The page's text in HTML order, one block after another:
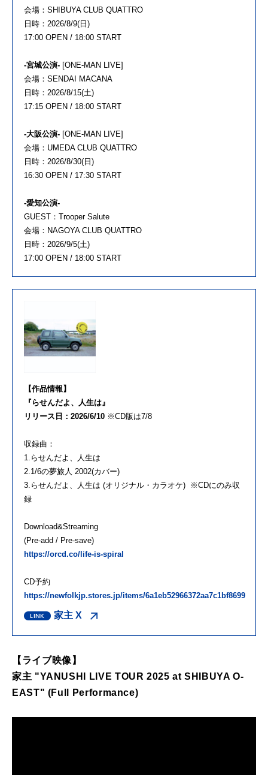
会場：SHIBUYA CLUB QUATTRO
日時：2026/8/9(日)
17:00 OPEN / 18:00 START
-宮城公演- [ONE-MAN LIVE]
会場：SENDAI MACANA
日時：2026/8/15(土)
17:15 OPEN / 18:00 START
-大阪公演- [ONE-MAN LIVE]
会場：UMEDA CLUB QUATTRO
日時：2026/8/30(日)
16:30 OPEN / 17:30 START
-愛知公演-
GUEST：Trooper Salute
会場：NAGOYA CLUB QUATTRO
日時：2026/9/5(土)
17:00 OPEN / 18:00 START
【作品情報】
『らせんだよ、人生は』
リリース日：2026/6/10 ※CD版は7/8
収録曲：
1.らせんだよ、人生は
2.1/6の夢旅人 2002(カバー)
3.らせんだよ、人生は (オリジナル・カラオケ) ※CDにのみ収
録
Download&Streaming
(Pre-add / Pre-save)
https://orcd.co/life-is-spiral
CD予約
https://newfolkjp.stores.jp/items/6a1eb52966372aa7c1bf8699
家主 X
【ライブ映像】
家主 "YANUSHI LIVE TOUR 2025 at SHIBUYA O-
EAST" (Full Performance)